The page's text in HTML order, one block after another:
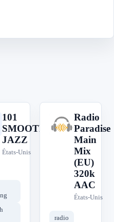
101
SMOOTH
JAZZ
États-Unis
R
Radio
Paradise
Main
Mix
(EU)
320k
AAC
États-Unis
radio